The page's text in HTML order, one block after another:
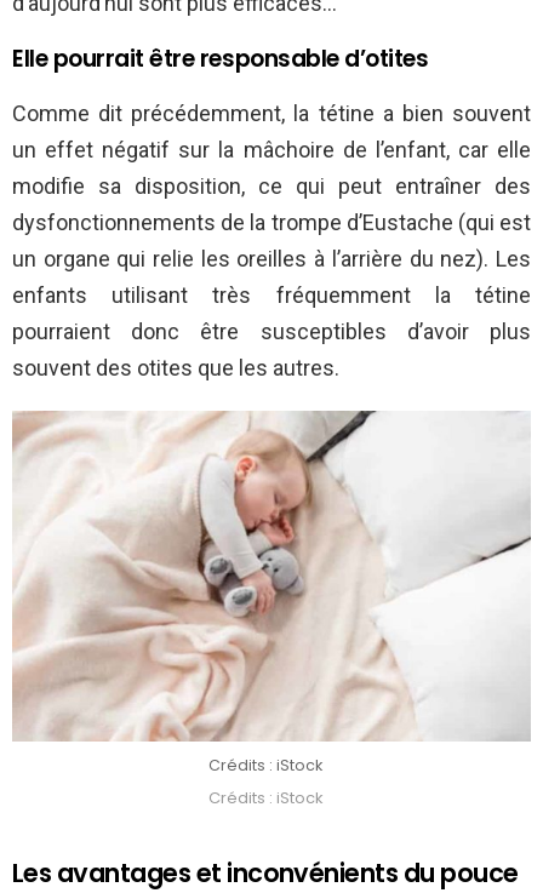
Elle pourrait être responsable d’otites
Comme dit précédemment, la tétine a bien souvent
un effet négatif sur la mâchoire de l’enfant, car elle
modifie sa disposition, ce qui peut entraîner des
dysfonctionnements de la trompe d’Eustache (qui est
un organe qui relie les oreilles à l’arrière du nez). Les
enfants utilisant très fréquemment la tétine
pourraient donc être susceptibles d’avoir plus
souvent des otites que les autres.
Crédits : iStock
Crédits : iStock
Les avantages et inconvénients du pouce